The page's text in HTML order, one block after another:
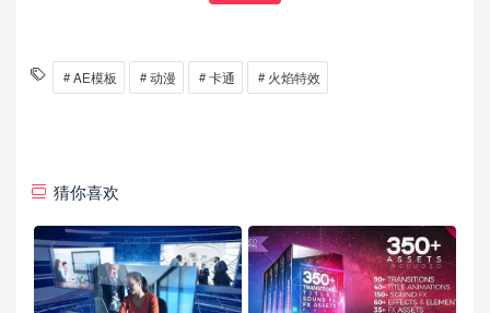
AE模板 动漫 卡通 火焰特效
猜你喜欢